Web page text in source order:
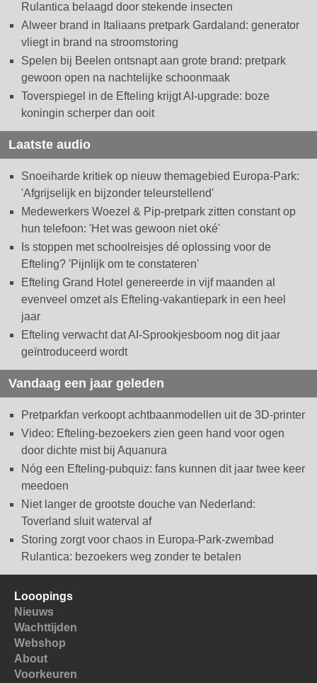
Rulantica belaagd door stekende insecten
Alweer brand in Italiaans pretpark Gardaland: generator
vliegt in brand na stroomstoring
Spelen bij Beelen ontsnapt aan grote brand: pretpark
gewoon open na nachtelijke schoonmaak
Toverspiegel in de Efteling krijgt AI-upgrade: boze
koningin scherper dan ooit
Laatste audio
Snoeiharde kritiek op nieuw themagebied Europa-Park:
'Afgrijselijk en bijzonder teleurstellend'
Medewerkers Woezel & Pip-pretpark zitten constant op
hun telefoon: 'Het was gewoon niet oké'
Is stoppen met schoolreisjes dé oplossing voor de
Efteling? 'Pijnlijk om te constateren'
Efteling Grand Hotel genereerde in vijf maanden al
evenveel omzet als Efteling-vakantiepark in een heel
jaar
Efteling verwacht dat AI-Sprookjesboom nog dit jaar
geïntroduceerd wordt
Vandaag een jaar geleden
Pretparkfan verkoopt achtbaanmodellen uit de 3D-printer
Video: Efteling-bezoekers zien geen hand voor ogen
door dichte mist bij Aquanura
Nóg een Efteling-pubquiz: fans kunnen dit jaar twee keer
meedoen
Niet langer de grootste douche van Nederland:
Toverland sluit waterval af
Storing zorgt voor chaos in Europa-Park-zwembad
Rulantica: bezoekers weg zonder te betalen
Looopings
Nieuws
Wachttijden
Webshop
About
Voorkeuren